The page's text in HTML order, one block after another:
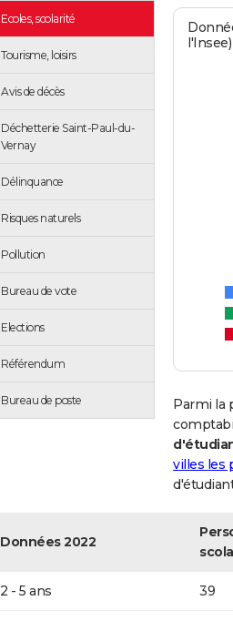
Ecoles, scolarité
Tourisme, loisirs
Avis de décès
Déchetterie Saint-Paul-du-
Vernay
Délinquance
Risques naturels
Pollution
Bureau de vote
Elections
Référendum
Bureau de poste
l'Insee)
Parmi la
villes les
Données 2022
2 - 5 ans 39